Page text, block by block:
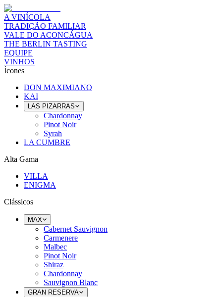
A VINÍCOLA
TRADIÇÃO FAMILIAR
VALE DO ACONCÁGUA
THE BERLIN TASTING
EQUIPE
VINHOS
Ícones
DON MAXIMIANO
KAI
LAS PIZARRAS
Chardonnay
Pinot Noir
Syrah
LA CUMBRE
Alta Gama
VILLA
ENIGMA
Clássicos
MAX
Cabernet Sauvignon
Carmenere
Malbec
Pinot Noir
Shiraz
Chardonnay
Sauvignon Blanc
GRAN RESERVA